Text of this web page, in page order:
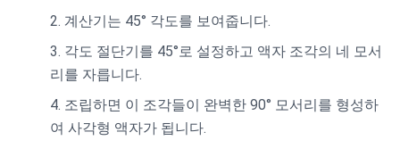
계산기는 45° 각도를 보여줍니다.
각도 절단기를 45°로 설정하고 액자 조각의 네 모서
리를 자릅니다.
조립하면 이 조각들이 완벽한 90° 모서리를 형성하
여 사각형 액자가 됩니다.